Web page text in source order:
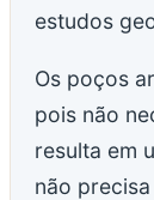
estudos
Os poços
pois não
resulta em
não